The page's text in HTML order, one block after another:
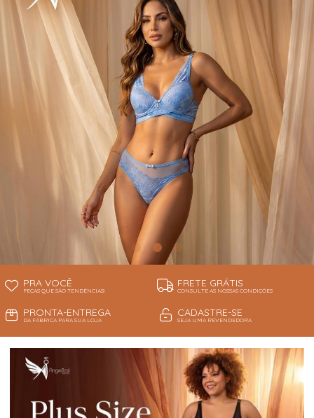
TODOS DE RENDAS & DELICADEZAS
PRA VOCÊ
PEÇAS QUE SÃO TENDÊNCIAS!
FRETE GRÁTIS
CONSULTE AS NOSSAS CONDIÇÕES
PRONTA-ENTREGA
DA FÁBRICA PARA SUA LOJA
CADASTRE-SE
SEJA UMA REVENDEDORA